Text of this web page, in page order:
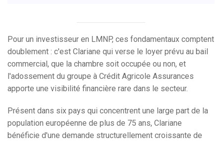
Pour un investisseur en LMNP, ces fondamentaux comptent
doublement : c'est Clariane qui verse le loyer prévu au bail
commercial, que la chambre soit occupée ou non, et
l'adossement du groupe à Crédit Agricole Assurances
apporte une visibilité financière rare dans le secteur.
Présent dans six pays qui concentrent une large part de la
population européenne de plus de 75 ans, Clariane
bénéficie d'une demande structurellement croissante de